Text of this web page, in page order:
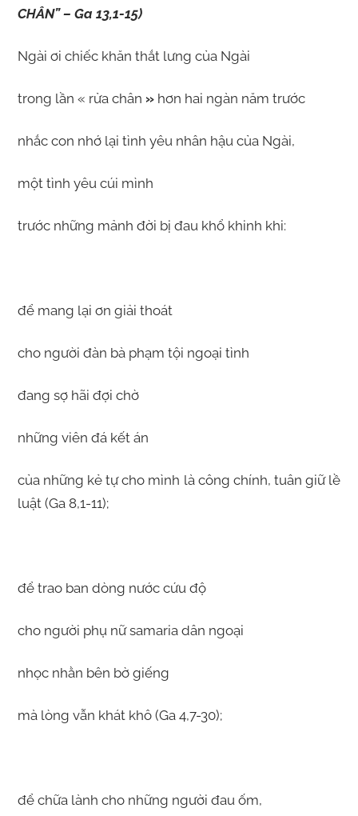
CHÂN” – Ga 13,1-15)
Ngài ơi chiếc khăn thắt lưng của Ngài
trong lần « rửa chân »hơn hai ngàn năm trước
nhắc con nhớ lại tình yêu nhân hậu của Ngài,
một tình yêu cúi mình
trước những mảnh đời bị đau khổ khinh khi:
để mang lại ơn giải thoát
cho người đàn bà phạm tội ngoại tình
đang sợ hãi đợi chờ
những viên đá kết án
của những kẻ tự cho mình là công chính, tuân giữ lề
luật (Ga 8,1-11);
để trao ban dòng nước cứu độ
cho người phụ nữ samaria dân ngoại
nhọc nhằn bên bờ giếng
mà lòng vẫn khát khô (Ga 4,7-30);
để chữa lành cho những người đau ốm,